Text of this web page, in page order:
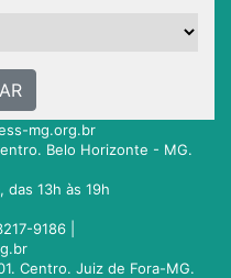
mg.org.br
Belo Horizonte - MG.
das 13h às 19h
9186 |
Centro. Juiz de Fora-MG.